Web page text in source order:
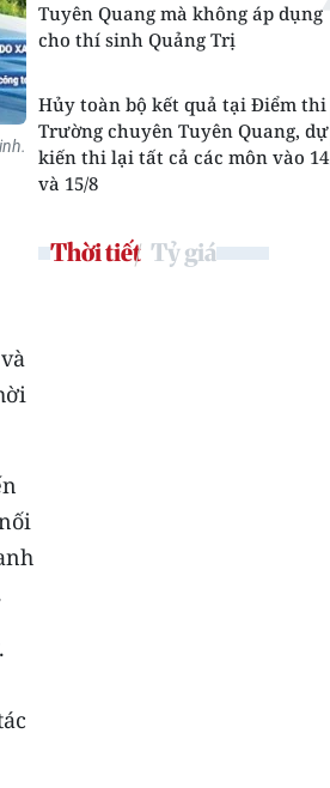
Tuyên Quang mà không áp dụng
cho thí sinh Quảng Trị
Hủy toàn bộ kết quả tại Điểm thi
Trường chuyên Tuyên Quang, dự
kiến thi lại tất cả các môn vào 14
và 15/8
Thời tiết Tỷ giá